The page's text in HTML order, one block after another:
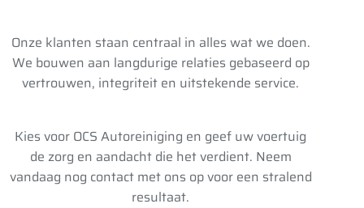
Onze klanten staan centraal in alles wat we doen.
We bouwen aan langdurige relaties gebaseerd op
vertrouwen, integriteit en uitstekende service.
Kies voor OCS Autoreiniging en geef uw voertuig
de zorg en aandacht die het verdient. Neem
vandaag nog contact met ons op voor een stralend
resultaat.